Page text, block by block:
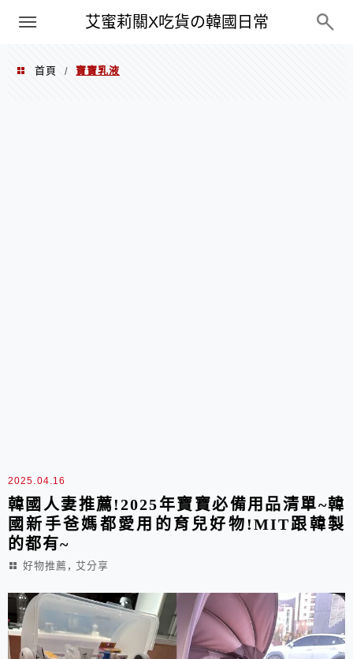
艾蜜莉關X吃貨の韓國日常
PXN
首頁 / 寶寶乳液
2025.04.16
韓國人妻推薦!2025年寶寶必備用品清單~韓
國新手爸媽都愛用的育兒好物!MIT跟韓製
的都有~
好物推薦 , 艾分享